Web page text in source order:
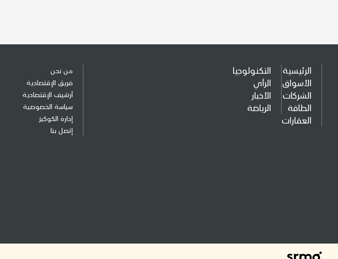
الرئيسية
الأسواق
الشركات
الطاقة
العقارات
التكنولوجيا
الرأي
الأخبار
الرياضة
من نحن
فريق الإقتصادية
أرشيف الإقتصادية
سياسة الخصوصية
إدارة الكوكيز
إتصل بنا